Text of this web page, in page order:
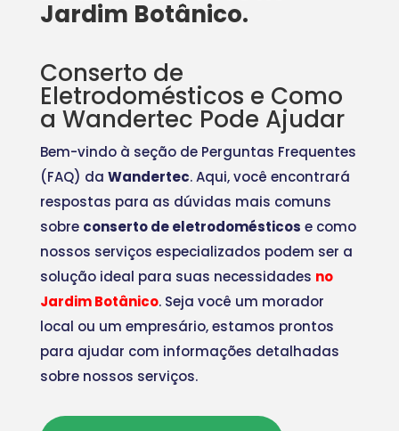
Jardim Botânico.
Conserto de
Eletrodomésticos e Como
a Wandertec Pode Ajudar
Bem-vindo à seção de Perguntas Frequentes
(FAQ) da Wandertec. Aqui, você encontrará
respostas para as dúvidas mais comuns
sobre conserto de eletrodomésticos e como
nossos serviços especializados podem ser a
solução ideal para suas necessidades no
Jardim Botânico. Seja você um morador
local ou um empresário, estamos prontos
para ajudar com informações detalhadas
sobre nossos serviços.